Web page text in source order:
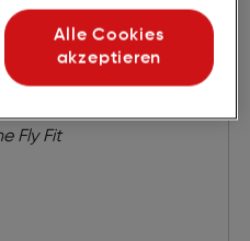
Alle Cookies
akzeptieren